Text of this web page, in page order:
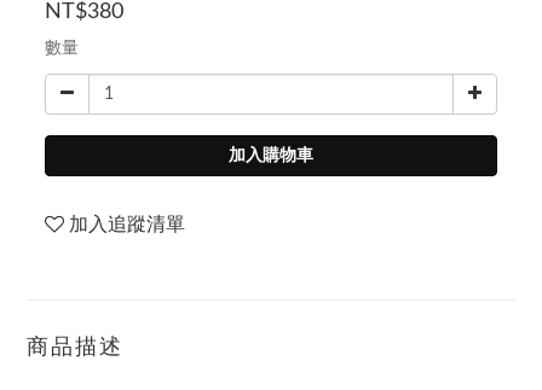
NT$380
數量
加入購物車
加入追蹤清單
商品描述